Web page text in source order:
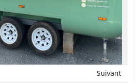
Suivant